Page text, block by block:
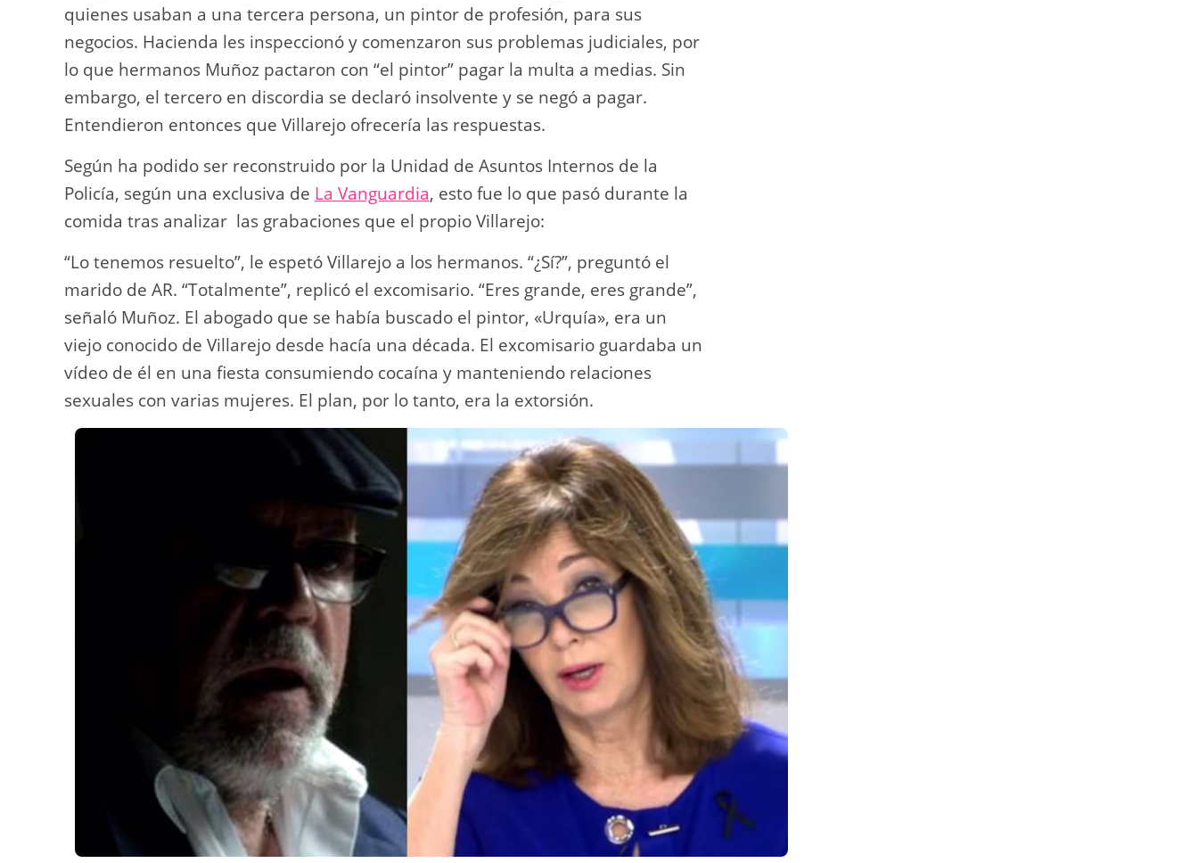
quienes usaban a una tercera persona, un pintor de profesión, para sus
negocios. Hacienda les inspeccionó y comenzaron sus problemas judiciales, por
lo que hermanos Muñoz pactaron con “el pintor” pagar la multa a medias. Sin
embargo, el tercero en discordia se declaró insolvente y se negó a pagar.
Entendieron entonces que Villarejo ofrecería las respuestas.
Según ha podido ser reconstruido por la Unidad de Asuntos Internos de la
Policía, según una exclusiva de La Vanguardia, esto fue lo que pasó durante la
comida tras analizar las grabaciones que el propio Villarejo:
“Lo tenemos resuelto”, le espetó Villarejo a los hermanos. “¿Sí?”, preguntó el
marido de AR. “Totalmente”, replicó el excomisario. “Eres grande, eres grande”,
señaló Muñoz. El abogado que se había buscado el pintor, «Urquía», era un
viejo conocido de Villarejo desde hacía una década. El excomisario guardaba un
vídeo de él en una fiesta consumiendo cocaína y manteniendo relaciones
sexuales con varias mujeres. El plan, por lo tanto, era la extorsión.